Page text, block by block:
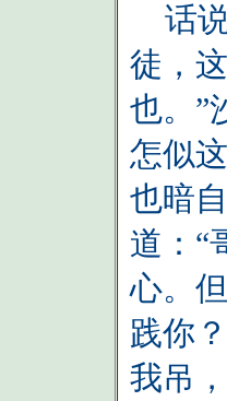
话说
徒，
也。”
怎似
也暗
道：“
心。
践你
我吊